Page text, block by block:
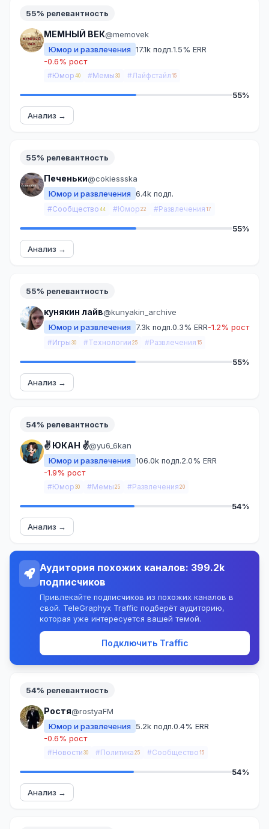
55% релевантность
МЕМНЫЙ ВЕК@memovek
Юмор и развлечения 17.1k подп.1.5% ERR
-0.6% рост
#Юмор 40 #Мемы 30 #Лайфстайл 15
55%
Анализ →
55% релевантность
Печеньки@cokiessska
Юмор и развлечения 6.4k подп.
#Сообщество 44 #Юмор 22 #Развлечения 17
55%
Анализ →
55% релевантность
кунякин лайв@kunyakin_archive
Юмор и развлечения
7.3k подп.0.3% ERR-1.2% рост
#Игры 30 #Технологии 25 #Развлечения 15
55%
Анализ →
54% релевантность
✌️ ЮКАН ✌️@yu6_6kan
Юмор и развлечения 106.0k подп.2.0% ERR
-1.9% рост
#Юмор 30 #Мемы 25 #Развлечения 20
54%
Анализ →
Аудитория похожих каналов: 399.2k
подписчиков
Привлекайте подписчиков из похожих каналов в
свой. TeleGraphyx Traffic подберёт аудиторию,
которая уже интересуется вашей темой.
Подключить Traffic
54% релевантность
Ростя@rostyaFM
Юмор и развлечения
5.2k подп.0.4% ERR
-0.6% рост
#Новости 30 #Политика 25 #Сообщество 15
54%
Анализ →